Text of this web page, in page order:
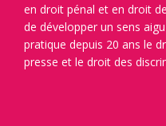
en droit pénal et en droit
de développer un sens
pratique depuis 20 ans le
presse et le droit des